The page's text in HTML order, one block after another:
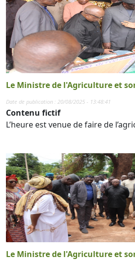
Le Ministre de l'Agriculture et
Date de publication : 20/08/2025 - 13:48:41
Contenu fictif
L’heure est venue de faire de
Le Ministre de l'Agriculture et